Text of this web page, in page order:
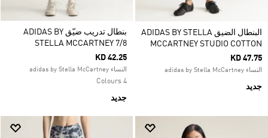
البنطال الضيق ADIDAS BY STELLA
MCCARTNEY STUDIO COTTON
KD 47.75
النساء adidas by Stella McCartney
جديد
بنطال تدريب ضيّق ADIDAS BY
STELLA MCCARTNEY 7/8
KD 42.25
النساء adidas by Stella McCartney
4 Colours
جديد